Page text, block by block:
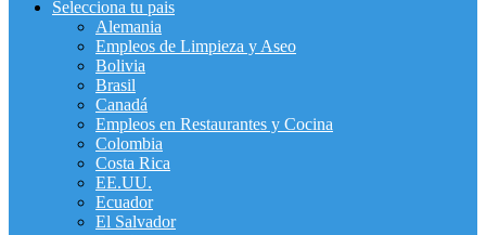
Selecciona tu pais
Alemania
Empleos de Limpieza y Aseo
Bolivia
Brasil
Canadá
Empleos en Restaurantes y Cocina
Colombia
Costa Rica
EE.UU.
Ecuador
El Salvador